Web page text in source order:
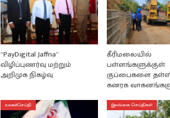
“PayDigital Jaffna”
விழிப்புணர்வு மற்றும்
அறிமுக நிகழ்வு
கீரிமலையில்
பள்ளங்களுக்குள்
குப்பைகளை
கனரக
உலகச்செய்தி இலங்கை செய்திகள்